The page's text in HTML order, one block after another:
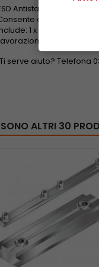
Antistatico
di unire due
1 x vite S12x30
del profilo in
Ti serve aiuto? Telefona
ALTRI 30